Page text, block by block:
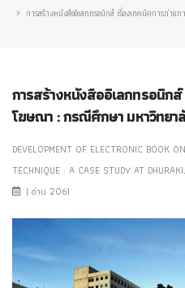
การสร้างหนังสืออิเลกทรอนิกส์ เรื่องเทคนิคการ
การสร้างหนังสืออิเลกทรอนิก
โฆษณา : กรณีศึกษา มหาวิทย
DEVELOPMENT OF ELECTRONIC BOOK
TECHNIQUE : A CASE STUDY AT
| อ่าน 2061